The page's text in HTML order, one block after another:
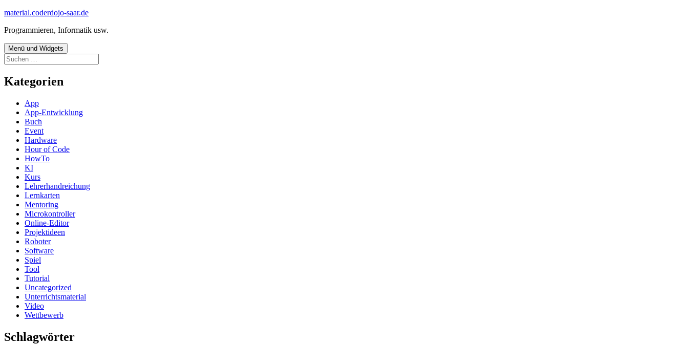
Zum
springen
material.coderdojo-saar.de
Programmieren, Informatik usw.
Menü und Widgets
Suchen
nach:
Kategorien
App
App-Entwicklung
Buch
Event
Hardware
Hour of Code
HowTo
KI
Kurs
Lehrerhandreichung
Lernkarten
Mentoring
Microkontroller
Online-Editor
Projektideen
Roboter
Software
Spiel
Tool
Tutorial
Uncategorized
Unterrichtsmaterial
Video
Wettbewerb
Schlagwörter